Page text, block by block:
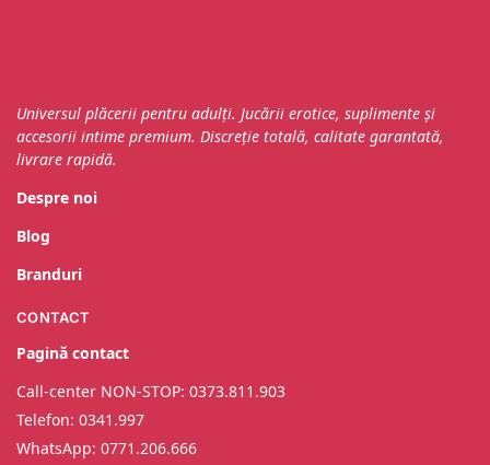
Universul plăcerii pentru adulți. Jucării erotice, suplimente și
accesorii intime premium. Discreție totală, calitate garantată,
livrare rapidă.
Despre noi
Blog
Branduri
CONTACT
Pagină contact
Call-center NON-STOP: 0373.811.903
Telefon: 0341.997
WhatsApp: 0771.206.666